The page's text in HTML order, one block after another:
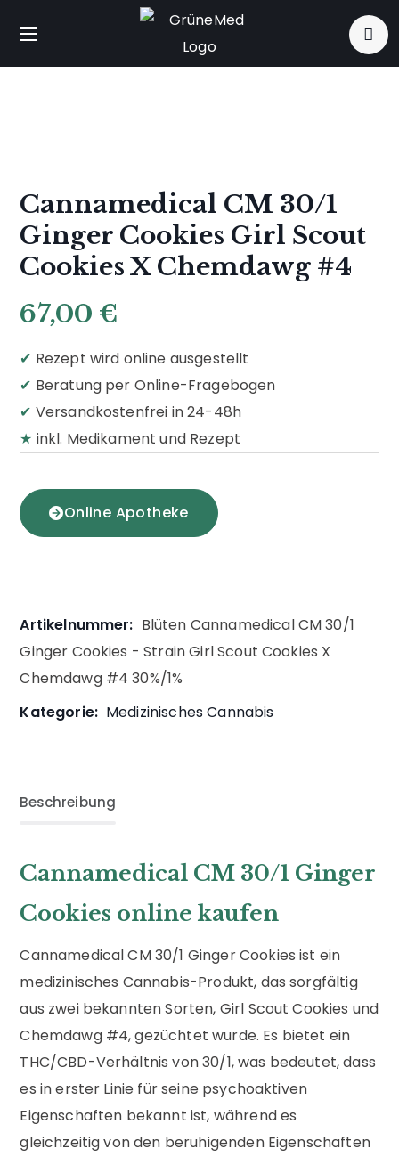
Cannamedical CM 30/1
Ginger Cookies Girl Scout
Cookies X Chemdawg #4
67,00 €
✔ Rezept wird online ausgestellt
✔ Beratung per Online-Fragebogen
✔ Versandkostenfrei in 24-48h
★ inkl. Medikament und Rezept
Online Apotheke
Artikelnummer: Blüten Cannamedical CM 30/1
Ginger Cookies - Strain Girl Scout Cookies X
Chemdawg #4 30%/1%
Kategorie: Medizinisches Cannabis
Beschreibung
Cannamedical CM 30/1 Ginger
Cookies online kaufen
Cannamedical CM 30/1 Ginger Cookies ist ein
medizinisches Cannabis-Produkt, das sorgfältig
aus zwei bekannten Sorten, Girl Scout Cookies und
Chemdawg #4, gezüchtet wurde. Es bietet ein
THC/CBD-Verhältnis von 30/1, was bedeutet, dass
es in erster Linie für seine psychoaktiven
Eigenschaften bekannt ist, während es
gleichzeitig von den beruhigenden Eigenschaften